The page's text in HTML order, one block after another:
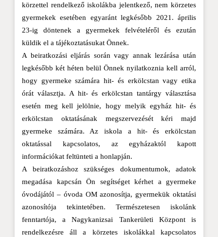
körzettel rendelkező iskolákba jelentkező, nem körzetes
gyermekek esetében egyaránt legkésőbb 2021. április
23-ig döntenek a gyermekek felvételéről és ezután
küldik el a tájékoztatásukat Önnek.
A beiratkozási eljárás során vagy annak lezárása után
legkésőbb két héten belül Önnek nyilatkoznia kell arról,
hogy gyermeke számára hit- és erkölcstan vagy etika
órát választja. A hit- és erkölcstan tantárgy választása
esetén meg kell jelölnie, hogy melyik egyház hit- és
erkölcstan oktatásának megszervezését kéri majd
gyermeke számára. Az iskola a hit- és erkölcstan
oktatással kapcsolatos, az egyházaktól kapott
információkat feltünteti a honlapján.
A beiratkozáshoz szükséges dokumentumok, adatok
megadása kapcsán Ön segítséget kérhet a gyermeke
óvodájától – óvoda OM azonosítja, gyermekük oktatási
azonosítója tekintetében. Természetesen iskolánk
fenntartója, a Nagykanizsai Tankerületi Központ is
rendelkezésre áll a körzetes iskolákkal kapcsolatos